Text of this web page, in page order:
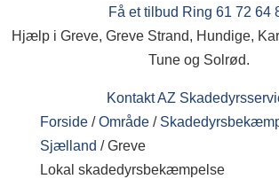
Få et tilbud Ring 61 72 64
Hjælp i Greve, Greve Strand, Hundige,
Tune og Solrød.
Kontakt AZ
Forside / Område /
Sjælland / Greve
Lokal skadedyrsbekæmpelse